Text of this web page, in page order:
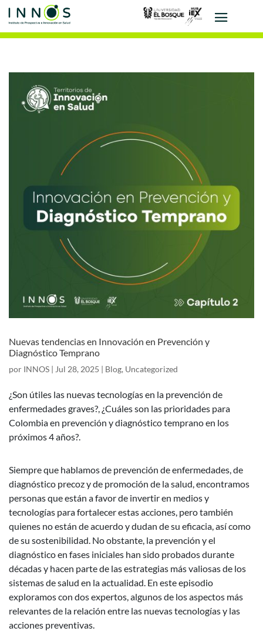
Nuevas tendencias en Innovación en Prevención y
Diagnóstico Temprano
por INNOS | Jul 28, 2025 | Blog, Uncategorized
¿Son útiles las nuevas tecnologías en la prevención de
enfermedades graves?, ¿Cuáles son las prioridades para
Colombia en prevención y diagnóstico temprano en los
próximos 4 años?.
Siempre que hablamos de prevención de enfermedades, de
diagnóstico precoz y de promoción de la salud, encontramos
personas que están a favor de invertir en medios y
tecnologías para fortalecer estas acciones, pero también
quienes no están de acuerdo y dudan de su eficacia, así como
de su sostenibilidad. No obstante, la prevención y el
diagnóstico en fases iniciales han sido probados durante
décadas y hacen parte de las estrategias más valiosas de los
sistemas de salud en la actualidad. En este episodio
exploramos con dos expertos, algunos de los aspectos más
relevantes de la relación entre las nuevas tecnologías y las
acciones preventivas.